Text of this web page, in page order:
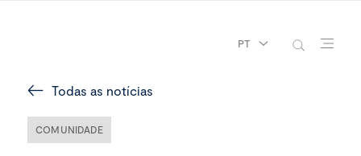
PT
Todas as notícias
COMUNIDADE